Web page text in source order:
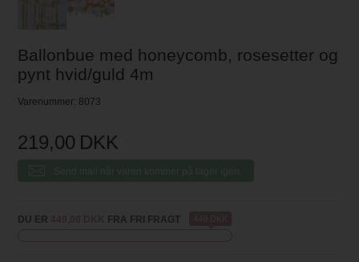
Ballonbue med honeycomb, rosesetter og
pynt hvid/guld 4m
Varenummer: 8073
219,00 DKK
DU ER FRA FRI FRAGT